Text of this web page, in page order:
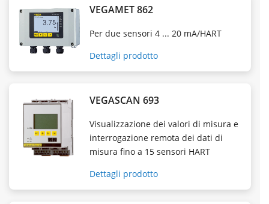
VEGAMET 862
Per due sensori 4 ... 20 mA/HART
Dettagli prodotto
VEGASCAN 693
Visualizzazione dei valori di misura e
interrogazione remota dei dati di
misura fino a 15 sensori HART
Dettagli prodotto